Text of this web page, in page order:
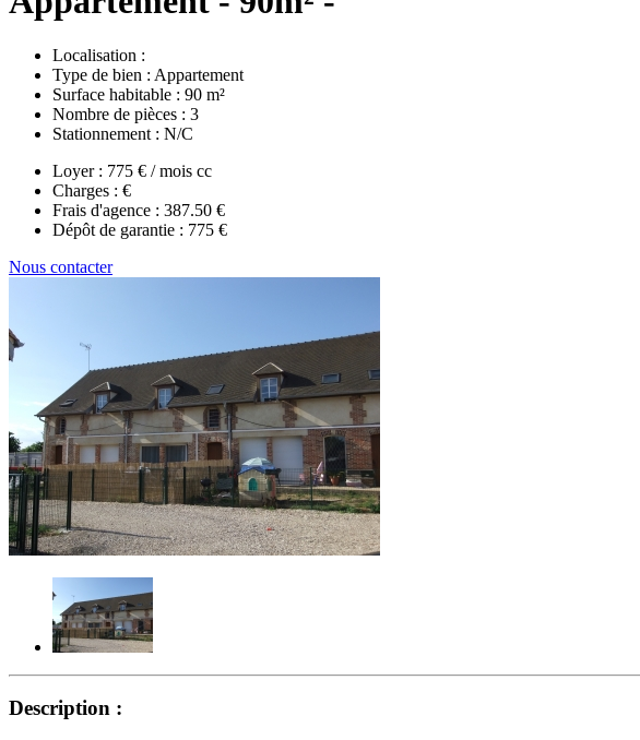
Localisation :
Type de bien : Appartement
Surface habitable : 90 m²
Nombre de pièces : 3
Stationnement : N/C
Loyer : 775 € / mois cc
Charges : €
Frais d'agence : 387.50 €
Dépôt de garantie : 775 €
Nous contacter
Description :